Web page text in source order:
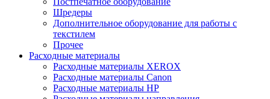
Шредеры
Дополнительное оборудование для работы с
текстилем
Прочее
Расходные материалы
Расходные материалы XEROX
Расходные материалы Canon
Расходные материалы HP